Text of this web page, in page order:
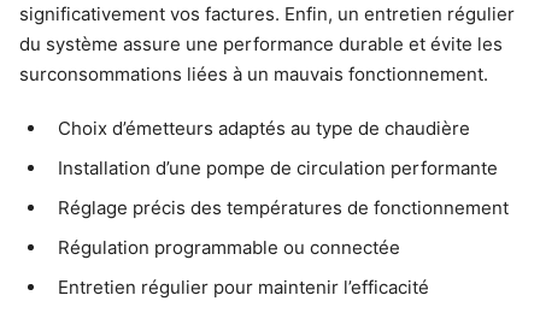
significativement vos factures. Enfin, un entretien régulier
du système assure une performance durable et évite les
surconsommations liées à un mauvais fonctionnement.
Choix d’émetteurs adaptés au type de chaudière
Installation d’une pompe de circulation performante
Réglage précis des températures de fonctionnement
Régulation programmable ou connectée
Entretien régulier pour maintenir l’efficacité